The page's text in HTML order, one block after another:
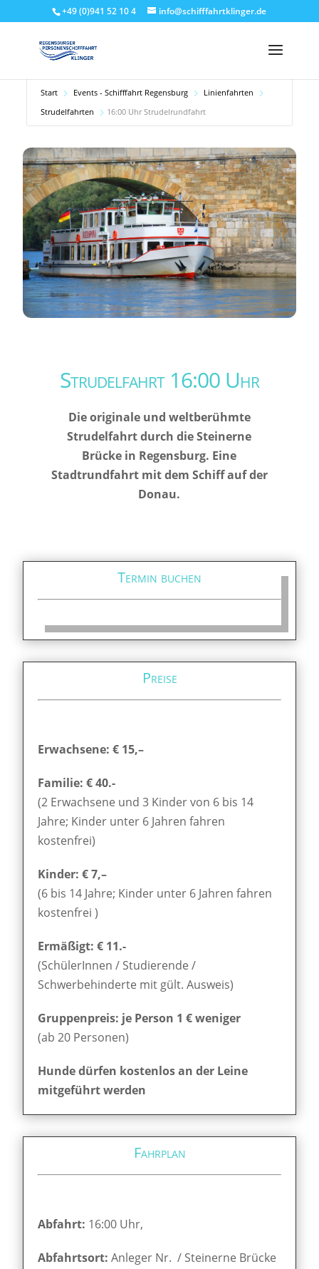
+49 (0)941 52 10 4 info@schifffahrtklinger.de
Start Events - Schifffahrt Regensburg
Linienfahrten
Strudelfahrten
16:00 Uhr Strudelrundfahrt
Strudelfahrt 16:00 Uhr
Die originale und weltberühmte
Strudelfahrt durch die Steinerne
Brücke in Regensburg. Eine
Stadtrundfahrt mit dem Schiff auf der
Donau.
Termin buchen
Preise
Erwachsene: € 15,–
Familie: € 40.-
(2 Erwachsene und 3 Kinder von 6 bis 14
Jahre; Kinder unter 6 Jahren fahren
kostenfrei)
Kinder: € 7,–
(6 bis 14 Jahre; Kinder unter 6 Jahren fahren
kostenfrei )
Ermäßigt: € 11.-
(SchülerInnen / Studierende /
Schwerbehinderte mit gült. Ausweis)
Gruppenpreis: je Person 1 € weniger
(ab 20 Personen)
Hunde dürfen kostenlos an der Leine
mitgeführt werden
Fahrplan
Abfahrt: 16:00 Uhr,
Abfahrtsort:Anleger Nr. / Steinerne Brücke